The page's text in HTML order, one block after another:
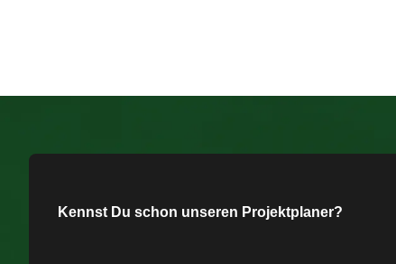
Kennst Du schon unseren Projektplaner?